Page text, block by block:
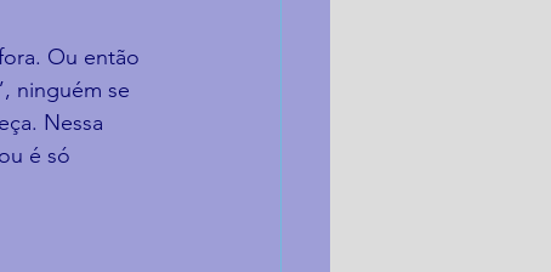
Ou então
ninguém se
Nessa
é só